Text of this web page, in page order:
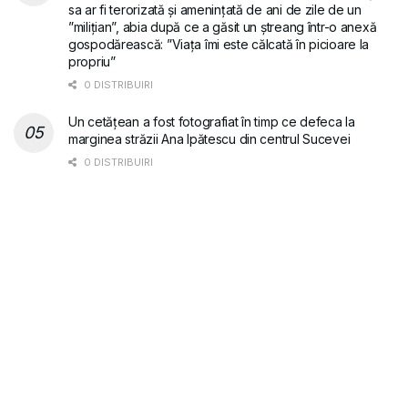
sa ar fi terorizată și amenințată de ani de zile de un
”milițian”, abia după ce a găsit un ștreang într-o anexă
gospodărească: ”Viața îmi este călcată în picioare la
propriu”
0 DISTRIBUIRI
Un cetățean a fost fotografiat în timp ce defeca la
marginea străzii Ana Ipătescu din centrul Sucevei
0 DISTRIBUIRI